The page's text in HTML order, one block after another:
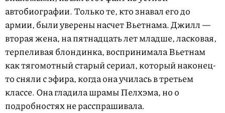
автобиографии. Только те, кто знавал его до
армии, были уверены насчет Вьетнама. Джилл —
вторая жена, на пятнадцать лет младше, ласковая,
терпеливая блондинка, воспринимала Вьетнам
как тягомотный старый сериал, который наконец-
то сняли с эфира, когда она училась в третьем
классе. Она гладила шрамы Пелхэма, но о
подробностях не расспрашивала.